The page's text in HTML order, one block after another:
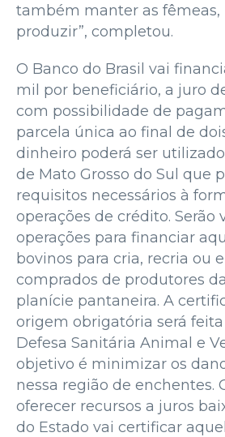
também manter as fêmeas,
produzir”, completou.
O Banco do Brasil vai
mil por beneficiário, a juro
com possibilidade de
parcela única ao final de
dinheiro poderá ser
de Mato Grosso do Sul que
requisitos necessários à
operações de crédito. Serão
operações para financiar
bovinos para cria, recria ou
comprados de produtores
planície pantaneira. A
origem obrigatória será
Defesa Sanitária Animal e
objetivo é minimizar os
nessa região de enchentes.
oferecer recursos a juros
do Estado vai certificar